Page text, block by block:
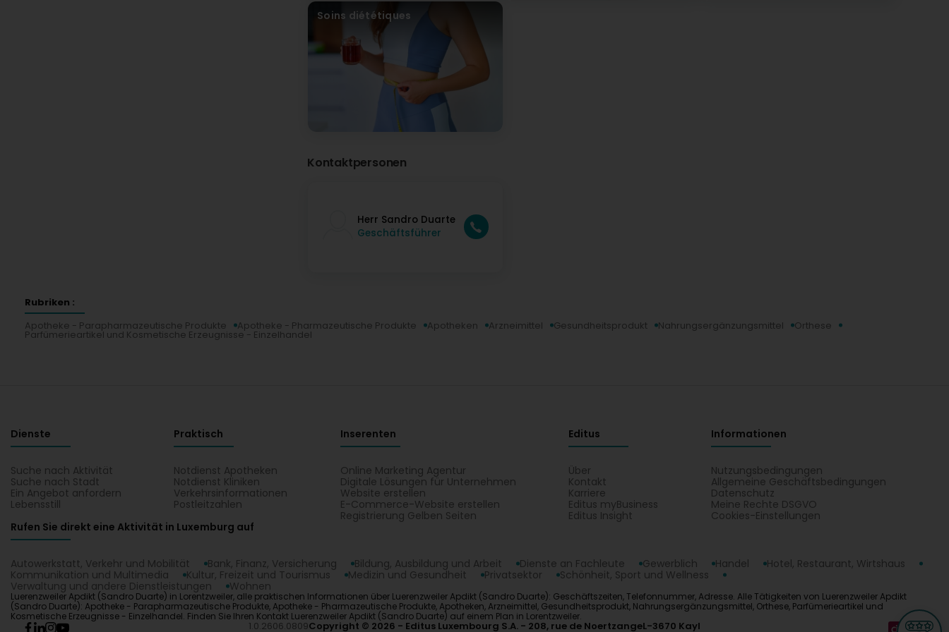
Soins diététiques
Kontaktpersonen
Herr Sandro Duarte
Geschäftsführer
Rubriken :
Apotheke - Parapharmazeutische Produkte
Apotheke - Pharmazeutische Produkte Apotheken Arzneimittel Gesundheitsprodukt Nahrungsergänzungsmittel Orthese
Parfümerieartikel und Kosmetische Erzeugnisse - Einzelhandel
Dienste
Suche nach Aktivität
Suche nach Stadt
Ein Angebot anfordern
Lebensstill
Praktisch
Notdienst Apotheken
Notdienst Kliniken
Verkehrsinformationen
Postleitzahlen
Inserenten
Online Marketing Agentur
Digitale Lösungen für Unternehmen
Website erstellen
E-Commerce-Website erstellen
Registrierung Gelben Seiten
Editus
Über
Kontakt
Karriere
Editus myBusiness
Editus Insight
Informationen
Nutzungsbedingungen
Allgemeine Geschäftsbedingungen
Datenschutz
Meine Rechte DSGVO
Cookies-Einstellungen
Rufen Sie direkt eine Aktivität in Luxemburg auf
Autowerkstatt, Verkehr und Mobilität Bank, Finanz, Versicherung Bildung, Ausbildung und Arbeit Dienste an Fachleute Gewerblich Handel
Hotel, Restaurant, Wirtshaus
Kommunikation und Multimedia
Kultur, Freizeit und Tourismus Medizin und Gesundheit Privatsektor
Schönheit, Sport und Wellness
Verwaltung und andere Dienstleistungen
Wohnen
Luerenzweiler Apdikt (Sandro Duarte) in Lorentzweiler, alle praktischen Informationen über Luerenzweiler Apdikt (Sandro Duarte): Geschäftszeiten, Telefonnummer, Adresse. Alle Tätigkeiten von Luerenzweiler Apdikt
(Sandro Duarte): Apotheke - Parapharmazeutische Produkte, Apotheke - Pharmazeutische Produkte, Apotheken, Arzneimittel, Gesundheitsprodukt, Nahrungsergänzungsmittel, Orthese, Parfümerieartikel und
Kosmetische Erzeugnisse - Einzelhandel. Finden Sie Ihren Kontakt Luerenzweiler Apdikt (Sandro Duarte) auf einem Plan in Lorentzweiler.
1.0.2606.0809Copyright © 2026 Editus Luxembourg S.A. 208, rue de NoertzangeL-3670 Kayl